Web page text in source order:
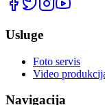
Usluge
Foto servis
Video
Navigacija